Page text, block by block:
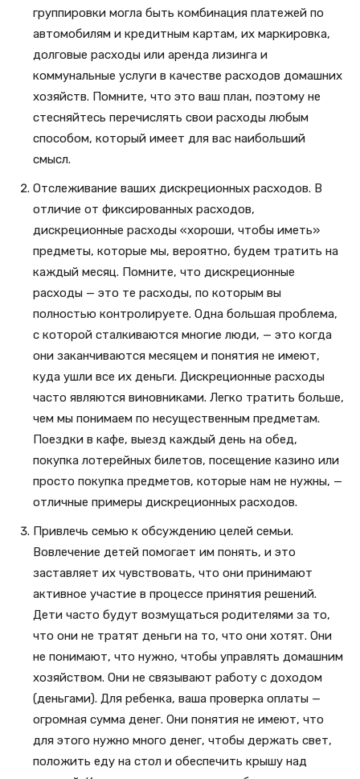
группировки могла быть комбинация платежей по
автомобилям и кредитным картам, их маркировка,
долговые расходы или аренда лизинга и
коммунальные услуги в качестве расходов домашних
хозяйств. Помните, что это ваш план, поэтому не
стесняйтесь перечислять свои расходы любым
способом, который имеет для вас наибольший
смысл.
Отслеживание ваших дискреционных расходов. В
отличие от фиксированных расходов,
дискреционные расходы «хороши, чтобы иметь»
предметы, которые мы, вероятно, будем тратить на
каждый месяц. Помните, что дискреционные
расходы — это те расходы, по которым вы
полностью контролируете. Одна большая проблема,
с которой сталкиваются многие люди, — это когда
они заканчиваются месяцем и понятия не имеют,
куда ушли все их деньги. Дискреционные расходы
часто являются виновниками. Легко тратить больше,
чем мы понимаем по несущественным предметам.
Поездки в кафе, выезд каждый день на обед,
покупка лотерейных билетов, посещение казино или
просто покупка предметов, которые нам не нужны, —
отличные примеры дискреционных расходов.
Привлечь семью к обсуждению целей семьи.
Вовлечение детей помогает им понять, и это
заставляет их чувствовать, что они принимают
активное участие в процессе принятия решений.
Дети часто будут возмущаться родителями за то,
что они не тратят деньги на то, что они хотят. Они
не понимают, что нужно, чтобы управлять домашним
хозяйством. Они не связывают работу с доходом
(деньгами). Для ребенка, ваша проверка оплаты —
огромная сумма денег. Они понятия не имеют, что
для этого нужно много денег, чтобы держать свет,
положить еду на стол и обеспечить крышу над